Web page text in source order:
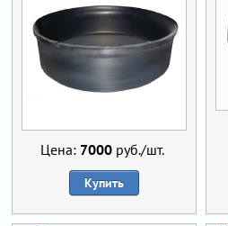
Цена: 7000руб./шт.
Купить